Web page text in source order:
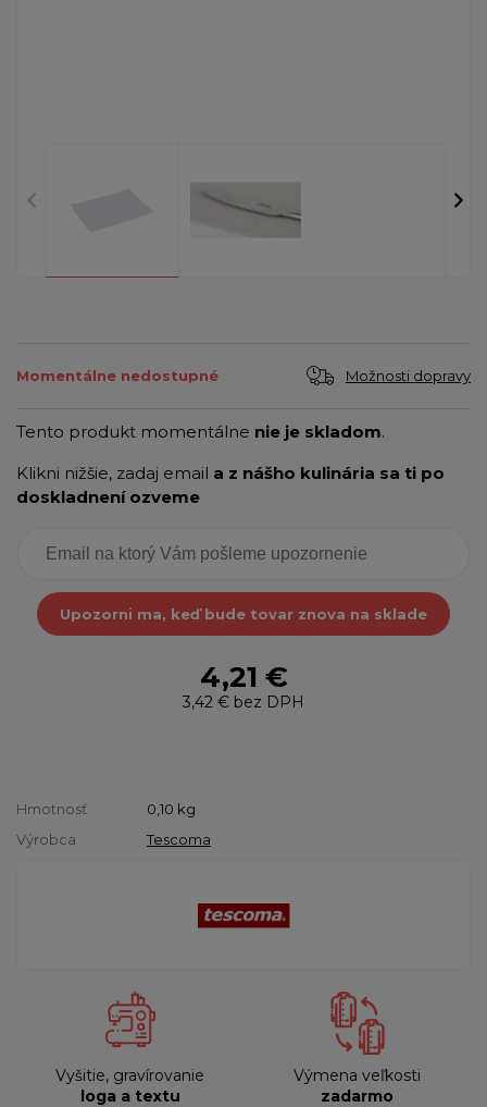
Momentálne nedostupné Možnosti dopravy
Tento produkt momentálne nie je skladom.
Klikni nižšie, zadaj email a z nášho kulinária sa ti po
doskladnení ozveme
Upozorni ma, keď bude tovar znova na sklade
4,21 €
3,42 € bez DPH
Hmotnosť 0,10 kg
Výrobca
Tescoma
Vyšitie, gravírovanie
loga a textu
Výmena veľkosti
zadarmo